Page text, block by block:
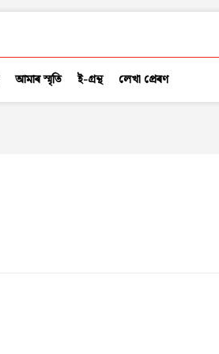
আমাৰ স্মৃতি ই-গ্ৰন্থ লেখা প্ৰেৰণ